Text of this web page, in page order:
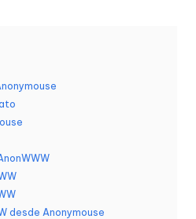
desde Anonymouse